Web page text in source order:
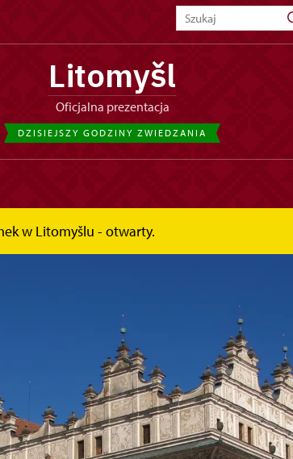
Litomyšl
Oficjalna prezentacja
DZISIEJSZY GODZINY ZWIEDZANIA
w Litomyšlu - otwarty.